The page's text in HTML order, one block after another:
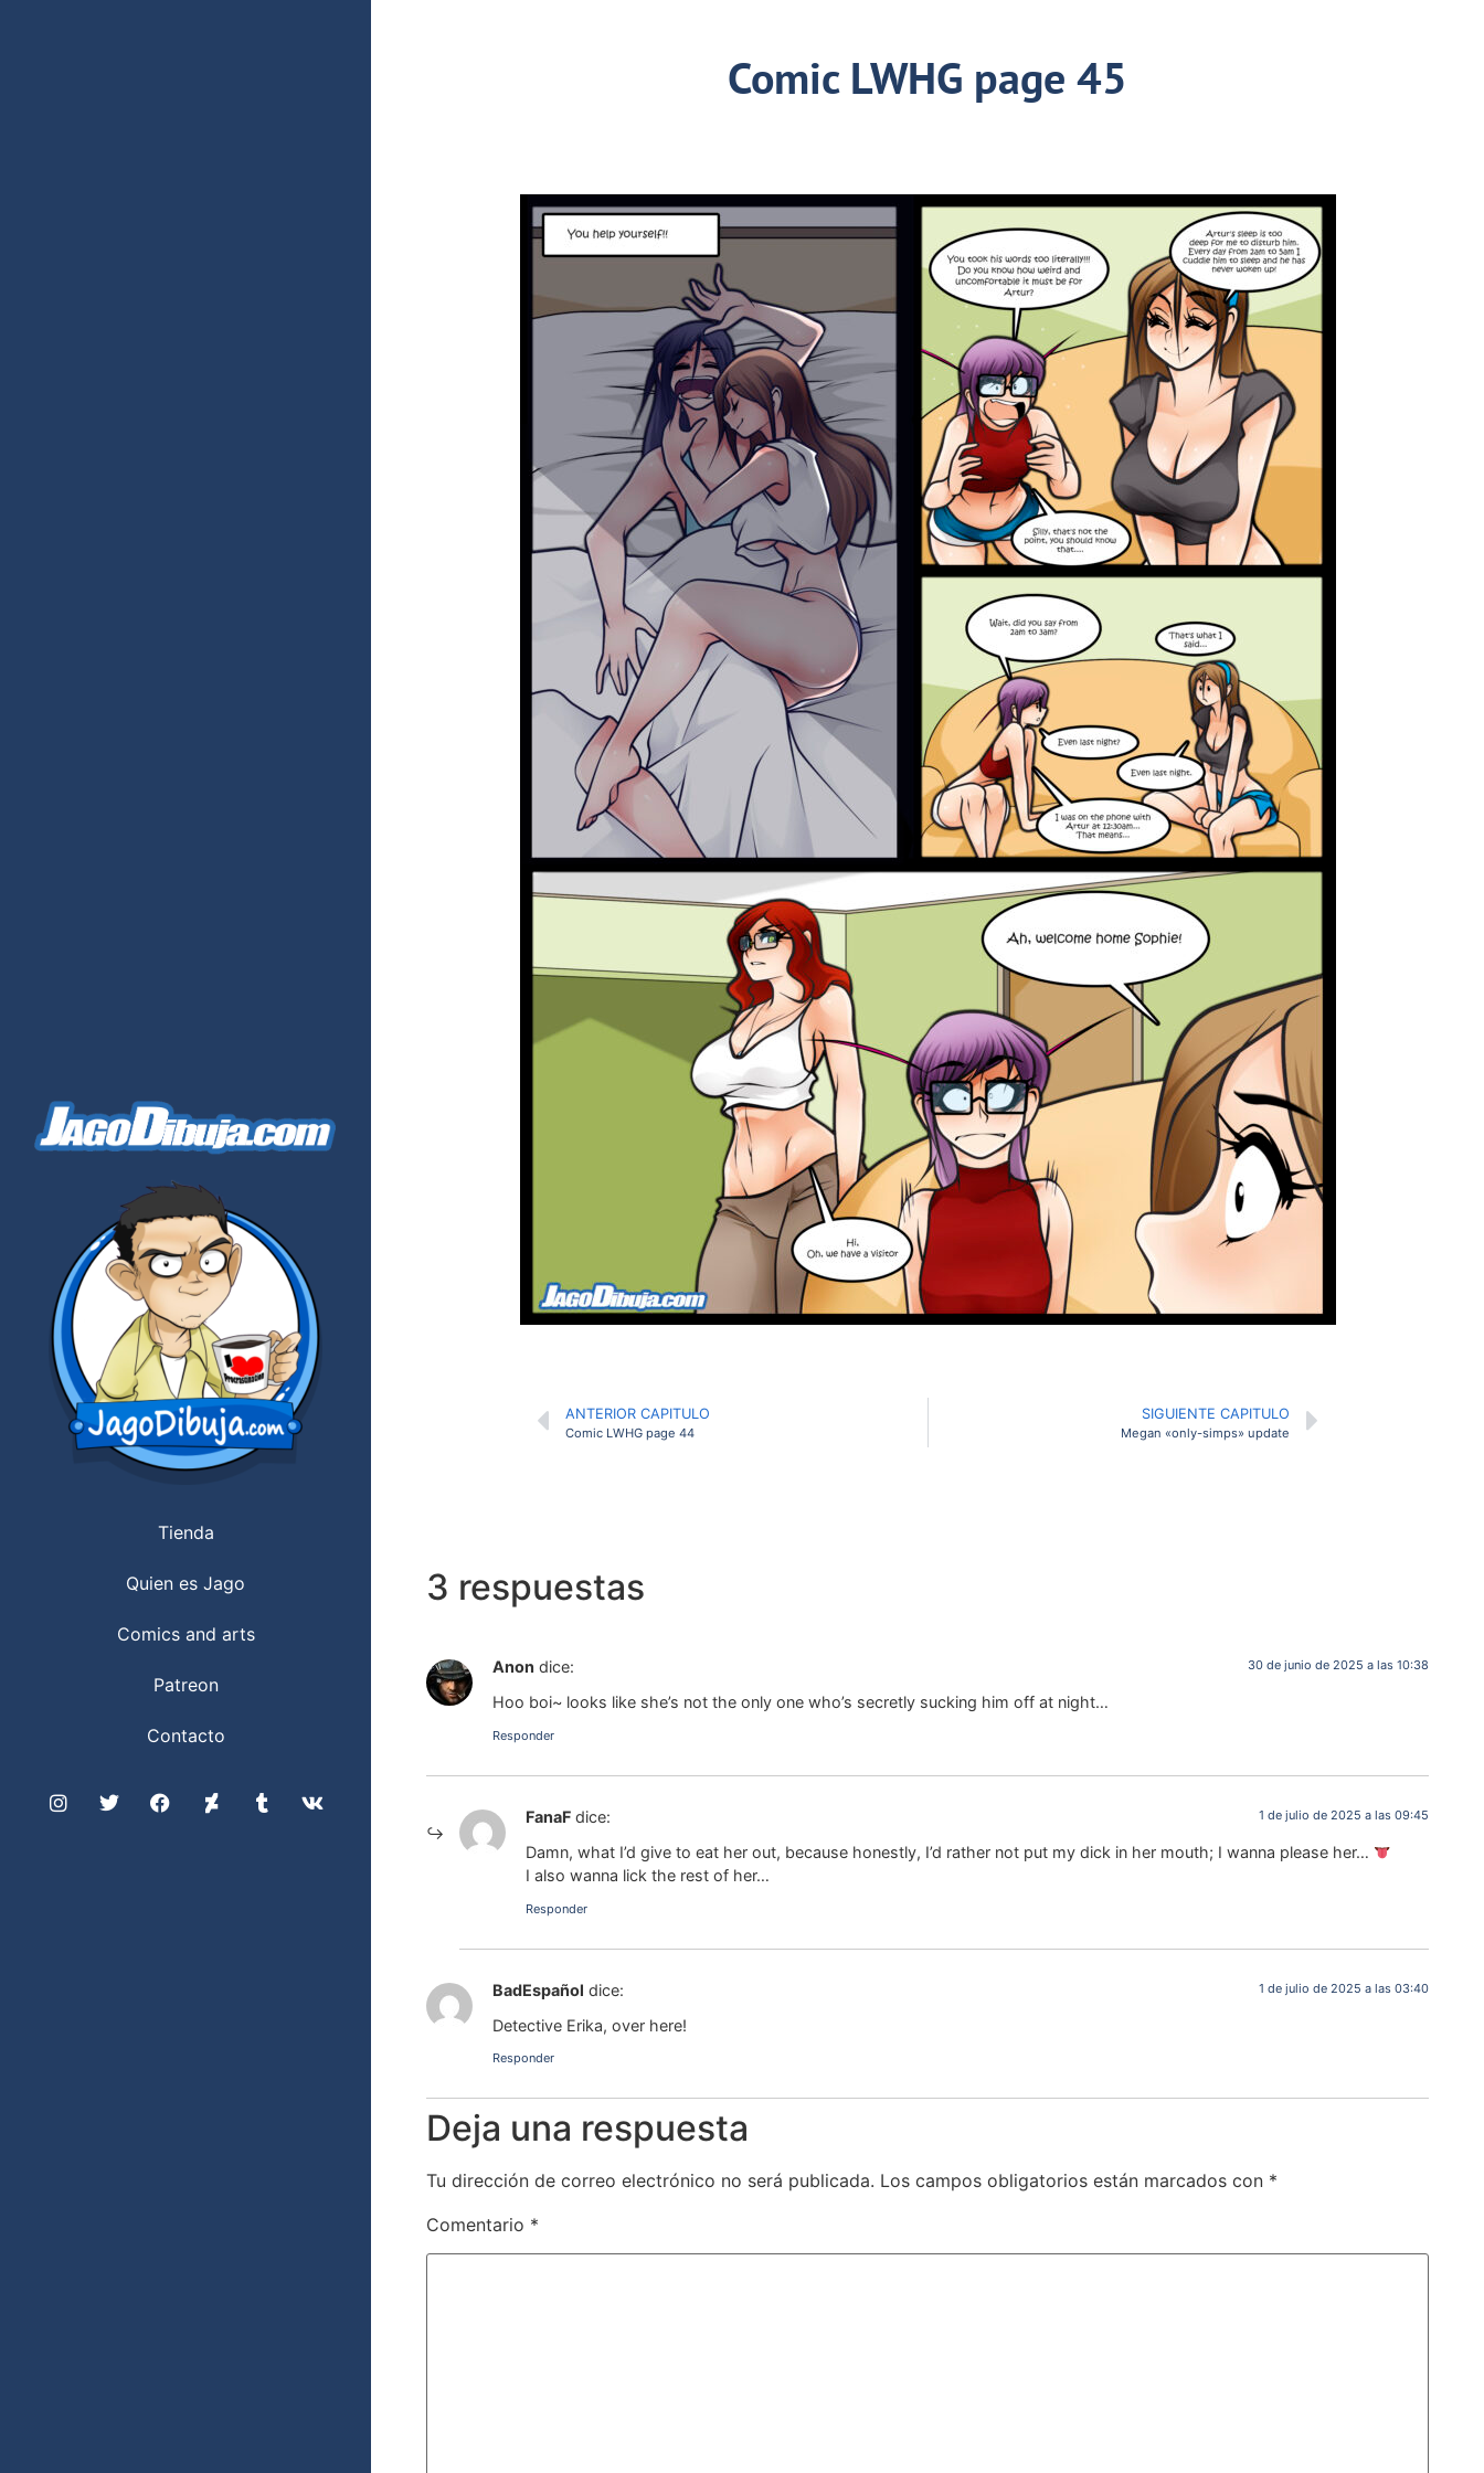
Tienda
Quien es Jago
Comics and arts
Patreon
Contacto
Comic LWHG page 45
ANTERIOR CAPITULO
Comic LWHG page 44
SIGUIENTE CAPITULO
Megan «only-simps» update
3 respuestas
Anon dice: 30 de junio de 2025 a las 10:38
Hoo boi~ looks like she’s not the only one who’s secretly sucking him off at night…
Responder
FanaF dice: 1 de julio de 2025 a las 09:45
Damn, what I’d give to eat her out, because honestly, I’d rather not put my dick in her mouth; I wanna please her…
I also wanna lick the rest of her…
Responder
BadEspañol dice: 1 de julio de 2025 a las 03:40
Detective Erika, over here!
Responder
Deja una respuesta
Tu dirección de correo electrónico no será publicada. Los campos obligatorios están marcados con *
Comentario *